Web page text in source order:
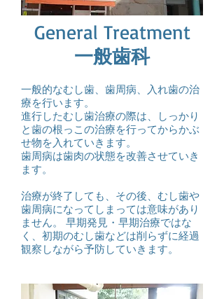
General Treatment
一般歯科
一般的なむし歯、歯周病、入れ歯の治
療を行います。
進行したむし歯治療の際は、しっかり
と歯の根っこの治療を行ってからかぶ
せ物を入れていきます。
歯周病は歯肉の状態を改善させていき
ます。
治療が終了しても、その後、むし歯や
歯周病になってしまっては意味があり
ません。 早期発見・早期治療ではな
く、初期のむし歯などは削らずに経過
観察しながら予防していきます。